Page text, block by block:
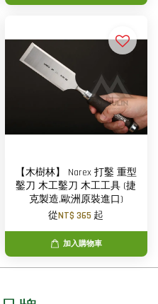
【木樹林】 Narex 打鑿 重型
鑿刀 木工鑿刀 木工工具 (捷
克製造,歐洲原裝進口)
從NT$ 365 起
加入購物車